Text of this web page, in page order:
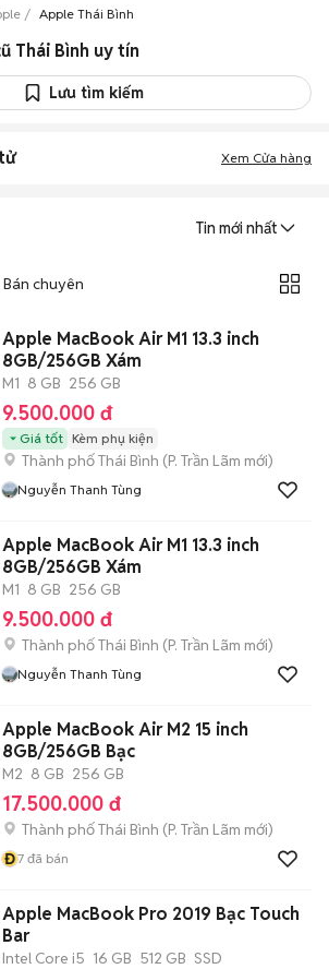
Apple Thái Bình
Thái Bình uy tín
Lưu tìm kiếm
Xem Cửa hàng
Tin mới nhất
Bán chuyên
Apple MacBook Air M1 13.3 inch
8GB/256GB Xám
M1 8 GB 256 GB
9.500.000 đ
Giá tốt Kèm phụ kiện
Thành phố Thái Bình (P. Trần Lãm mới)
Nguyễn Thanh Tùng
Apple MacBook Air M1 13.3 inch
8GB/256GB Xám
M1 8 GB 256 GB
9.500.000 đ
Thành phố Thái Bình (P. Trần Lãm mới)
Nguyễn Thanh Tùng
Apple MacBook Air M2 15 inch
8GB/256GB Bạc
M2 8 GB 256 GB
17.500.000 đ
Thành phố Thái Bình (P. Trần Lãm mới)
Đ7 đã bán
Apple MacBook Pro 2019 Bạc Touch
Bar
Intel Core i5 16 GB 512 GB SSD